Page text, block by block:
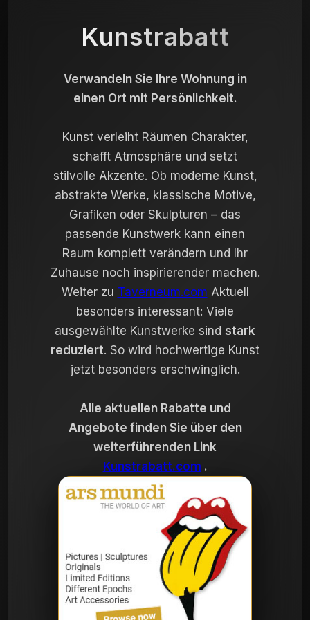
Kunstrabatt
Verwandeln Sie Ihre Wohnung in
einen Ort mit Persönlichkeit.
Kunst verleiht Räumen Charakter,
schafft Atmosphäre und setzt
stilvolle Akzente. Ob moderne Kunst,
abstrakte Werke, klassische Motive,
Grafiken oder Skulpturen – das
passende Kunstwerk kann einen
Raum komplett verändern und Ihr
Zuhause noch inspirierender machen.
Weiter zu Taverneum.com Aktuell
besonders interessant: Viele
ausgewählte Kunstwerke sind stark
reduziert. So wird hochwertige Kunst
jetzt besonders erschwinglich.
Alle aktuellen Rabatte und
Angebote finden Sie über den
weiterführenden Link
Kunstrabatt.com .